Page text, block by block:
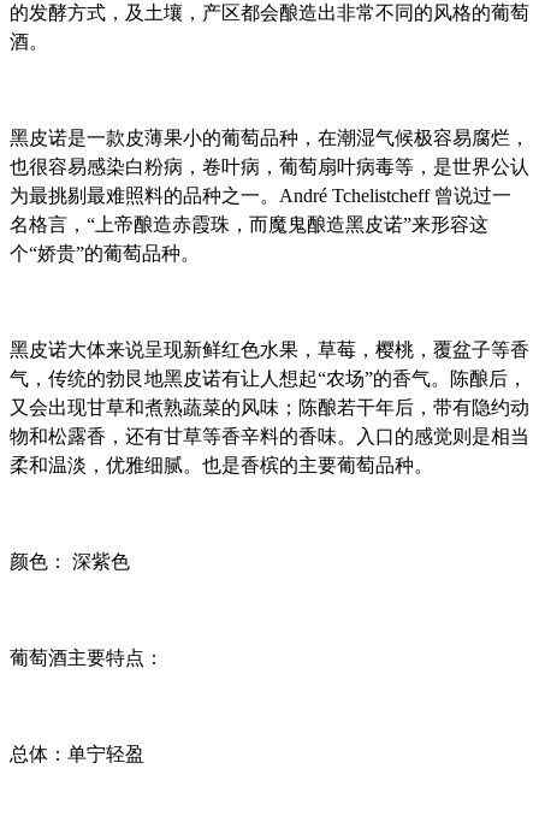
的发酵方式，及土壤，产区都会酿造出非常不同的风格的葡萄
酒。
黑皮诺是一款皮薄果小的葡萄品种，在潮湿气候极容易腐烂，
也很容易感染白粉病，卷叶病，葡萄扇叶病毒等，是世界公认
为最挑剔最难照料的品种之一。André Tchelistcheff 曾说过一
名格言，“上帝酿造赤霞珠，而魔鬼酿造黑皮诺”来形容这
个“娇贵”的葡萄品种。
黑皮诺大体来说呈现新鲜红色水果，草莓，樱桃，覆盆子等香
气，传统的勃艮地黑皮诺有让人想起“农场”的香气。陈酿后，
又会出现甘草和煮熟蔬菜的风味；陈酿若干年后，带有隐约动
物和松露香，还有甘草等香辛料的香味。入口的感觉则是相当
柔和温淡，优雅细腻。也是香槟的主要葡萄品种。
颜色： 深紫色
葡萄酒主要特点：
总体：单宁轻盈